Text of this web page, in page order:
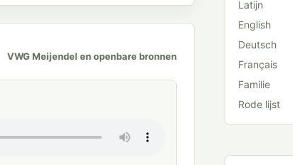
VWG Meijendel en openbare bronnen
Latijn
English
Deutsch
Français
Familie
Rode lijst